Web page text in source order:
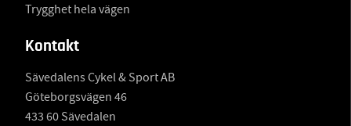
Trygghet hela vägen
Kontakt
Sävedalens Cykel & Sport AB
Göteborgsvägen 46
433 60 Sävedalen